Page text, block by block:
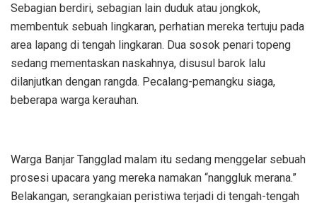
Sebagian berdiri, sebagian lain duduk atau jongkok,
membentuk sebuah lingkaran, perhatian mereka tertuju pada
area lapang di tengah lingkaran. Dua sosok penari topeng
sedang mementaskan naskahnya, disusul barok lalu
dilanjutkan dengan rangda. Pecalang-pemangku siaga,
beberapa warga kerauhan.
Warga Banjar Tangglad malam itu sedang menggelar sebuah
prosesi upacara yang mereka namakan “nanggluk merana.”
Belakangan, serangkaian peristiwa terjadi di tengah-tengah